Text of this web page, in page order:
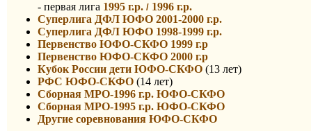
- первая лига 1995 г.р. / 1996 г.р.
Суперлига ДФЛ ЮФО 2001-2000 г.р.
Суперлига ДФЛ ЮФО 1998-1999 г.р.
Первенство ЮФО-СКФО 1999 г.р
Первенство ЮФО-СКФО 2000 г.р
Кубок России дети ЮФО-СКФО (13 лет)
РФС ЮФО-СКФО (14 лет)
Сборная МРО-1996 г.р. ЮФО-СКФО
Сборная МРО-1995 г.р. ЮФО-СКФО
Другие соревнования ЮФО-СКФО